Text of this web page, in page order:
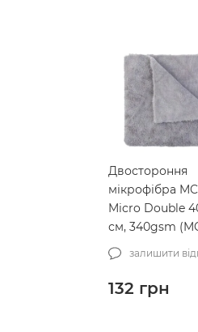
Двостороння
мікрофібра
Micro Double
см, 340gsm
залишити
132 грн